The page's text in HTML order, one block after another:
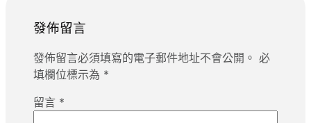
發佈留言
發佈留言必須填寫的電子郵件地址不會公開。 必
填欄位標示為 *
留言 *